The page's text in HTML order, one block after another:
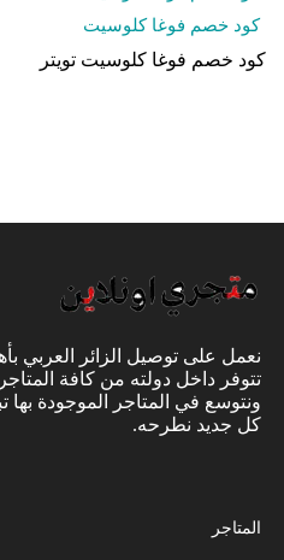
كود خصم فوغا كلوسيت
كود خصم فوغا كلوسيت تويتر
نعمل على توصيل الزائر العربي
تتوفر داخل دولته من كافة المتاجر
ونتوسع في المتاجر الموجودة
كل جديد نطرحه.
المتاجر